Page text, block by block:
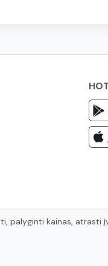
palyginti kainas, atrasti